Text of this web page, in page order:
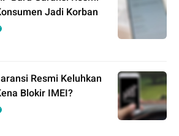
Jadi Korban
Resmi Keluhkan
Blokir IMEI?